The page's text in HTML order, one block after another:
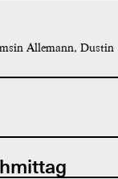
Allemann, Dustin